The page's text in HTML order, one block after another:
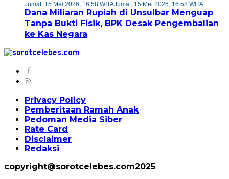
Jumat, 15 Mei 2026, 16:58 WITAJumat, 15 Mei 2026, 16:58 WITA
Dana Miliaran Rupiah di Unsulbar Menguap
Tanpa Bukti Fisik, BPK Desak Pengembalian
ke Kas Negara
Privacy Policy
Pemberitaan Ramah Anak
Pedoman Media Siber
Rate Card
Disclaimer
Redaksi
copyright@sorotcelebes.com2025